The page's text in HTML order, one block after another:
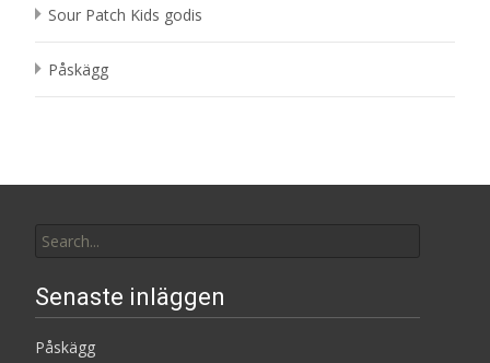
Sour Patch Kids godis
Påskägg
for:
Senaste inläggen
Påskägg